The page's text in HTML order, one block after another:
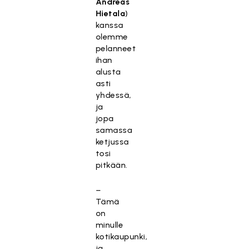
Hietala)
kanssa
olemme
pelanneet
ihan
alusta
asti
yhdessä,
ja
jopa
samassa
ketjussa
tosi
pitkään.
–
Tämä
on
minulle
kotikaupunki,